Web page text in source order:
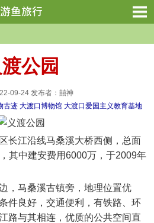
渡公园
09-24 发布者：囍神
古迹 大渡口博物馆 大渡口爱国主义教育基地
江沿线马桑溪大桥西侧，总面
其中建安费用6000万，于2009年
马桑溪古镇旁，地理位置优
件良好，交通便利，有铁路、环
路与其相连，优质的公共空间直